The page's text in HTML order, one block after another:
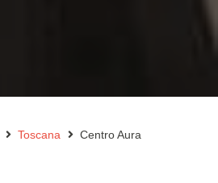
Toscana Centro Aura